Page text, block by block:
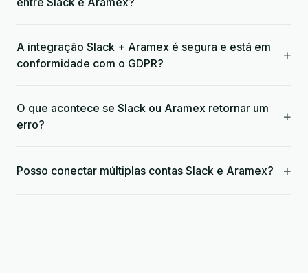
A integração Slack + Aramex é segura e está em
conformidade com o GDPR?
+
O que acontece se Slack ou Aramex retornar um
erro?
+
Posso conectar múltiplas contas Slack e Aramex? +